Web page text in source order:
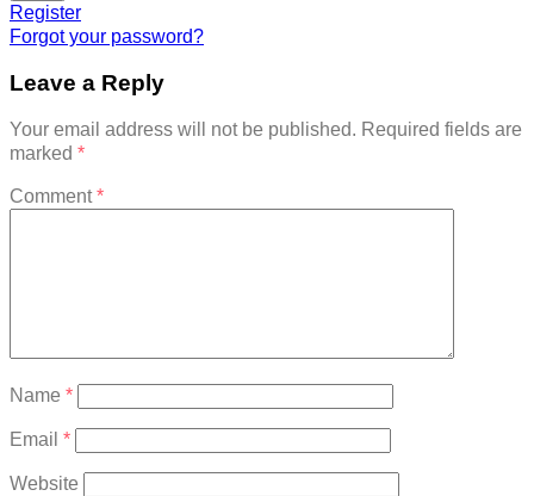
Register
Forgot your password?
Leave a Reply
Your email address will not be published. Required fields are
marked *
Comment*
Name *
Email *
Website